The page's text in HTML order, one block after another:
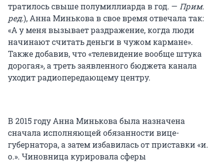
тратилось свыше полумиллиарда в год. — Прим.
ред.), Анна Минькова в свое время отвечала так:
«А у меня вызывает раздражение, когда люди
начинают считать деньги в чужом кармане».
Также добавив, что «телевидение вообще штука
дорогая», а треть заявленного бюджета канала
уходит радиопередающему центру.
В 2015 году Анна Минькова была назначена
сначала исполняющей обязанности вице-
губернатора, а затем избавилась от приставки «и.
о.». Чиновница курировала сферы